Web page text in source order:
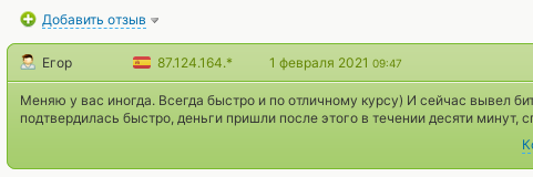
Добавить отзыв
Егор 87.124.164.* 1 февраля 2021 09:47
Меняю у вас иногда. Всегда быстро и по отличному курсу) И сейчас вывел
подтвердилась быстро, деньги пришли после этого в течении десяти минут,